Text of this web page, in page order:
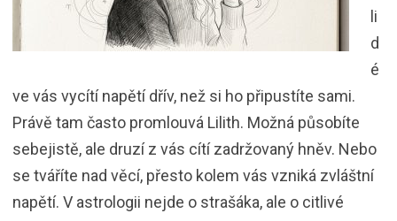
li
d
é
ve vás vycítí napětí dřív, než si ho připustíte sami.
Právě tam často promlouvá Lilith. Možná působíte
sebejistě, ale druzí z vás cítí zadržovaný hněv. Nebo
se tváříte nad věcí, přesto kolem vás vzniká zvláštní
napětí. V astrologii nejde o strašáka, ale o citlivé